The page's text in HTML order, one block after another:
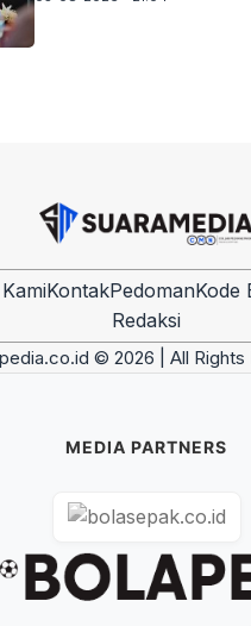
KontakPedomanKode
Redaksi
© 2026 | All Rights
MEDIA PARTNERS